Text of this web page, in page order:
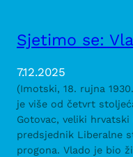
Sjetimo se:
7.12.2025
(Imotski, 18. rujna
je više od četvrt
Gotovac, veliki
predsjednik Liberalne
progona. Vlado je bio